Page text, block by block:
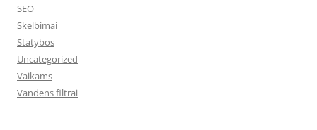
SEO
Skelbimai
Statybos
Uncategorized
Vaikams
Vandens filtrai